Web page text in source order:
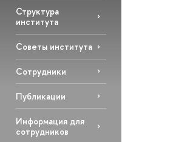
Структура
института
Советы института
Сотрудники
Публикации
Информация для
сотрудников